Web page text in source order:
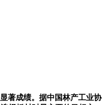
著成绩。据中国林产工业协